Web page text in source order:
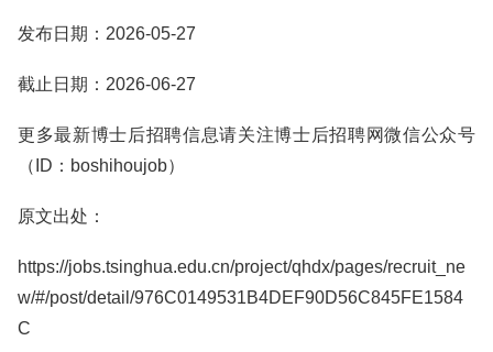
发布日期：2026-05-27
截止日期：2026-06-27
更多最新博士后招聘信息请关注博士后招聘网微信公众号
（ID：boshihoujob）
原文出处：
https://jobs.tsinghua.edu.cn/project/qhdx/pages/recruit_ne
w/#/post/detail/976C0149531B4DEF90D56C845FE1584
C